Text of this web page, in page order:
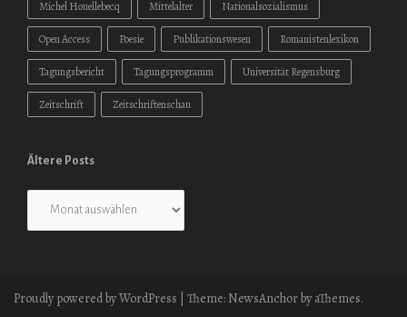
Michel Houellebecq Mittelalter Nationalsozialismus
Open Access Poesie Publikationswesen Romanistenlexikon
Tagungsbericht Tagungsprogramm Universität Regensburg
Zeitschrift Zeitschriftenschau
Ältere Posts
Posts
Proudly powered by WordPress Theme: NewsAnchorby aThemes.